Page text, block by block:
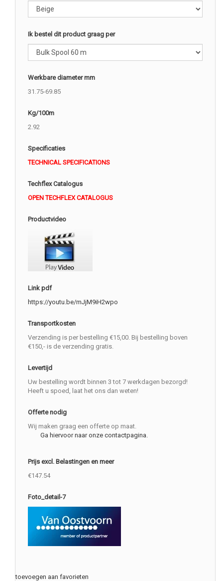
Ik bestel dit product graag per
Werkbare diameter mm
31.75-69.85
Kg/100m
2.92
Specificaties
TECHNICAL SPECIFICATIONS
Techflex Catalogus
OPEN TECHFLEX CATALOGUS
Productvideo
Link pdf
https://youtu.be/mJjM9iH2wpo
Transportkosten
Verzending is per bestelling €15,00. Bij bestelling boven
€150,- is de verzending gratis.
Levertijd
Uw bestelling wordt binnen 3 tot 7 werkdagen bezorgd!
Heeft u spoed, laat het ons dan weten!
Offerte nodig
Wij maken graag een offerte op maat.
Ga hiervoor naar onze contactpagina.
Prijs excl. Belastingen en meer
€147.54
Foto_detail-7
toevoegen aan favorieten